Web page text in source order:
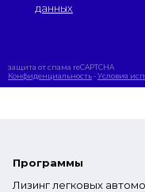
данных
защита от спама reCAPTCHA
Конфиденциальность-Условия
Программы
Лизинг легковых